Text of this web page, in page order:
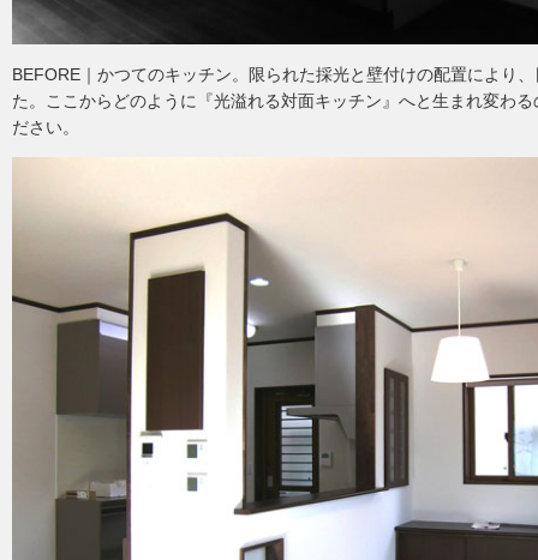
BEFORE｜かつてのキッチン。限られた採光と壁付けの配置により
た。ここからどのように『光溢れる対面キッチン』へと生まれ変わ
ださい。